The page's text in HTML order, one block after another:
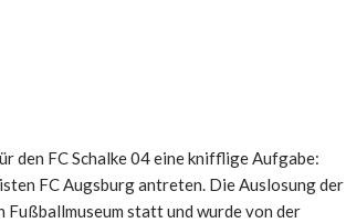
den FC Schalke 04 eine knifflige Aufgabe:
FC Augsburg antreten. Die Auslosung der
statt und wurde von der